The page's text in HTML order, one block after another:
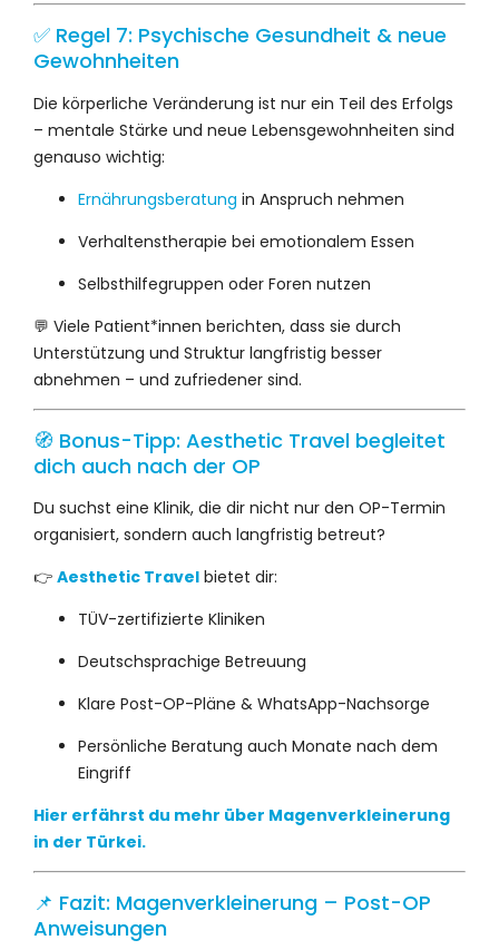
✅ Regel 7: Psychische Gesundheit & neue
Gewohnheiten
Die körperliche Veränderung ist nur ein Teil des Erfolgs
– mentale Stärke und neue Lebensgewohnheiten sind
genauso wichtig:
Ernährungsberatung in Anspruch nehmen
Verhaltenstherapie bei emotionalem Essen
Selbsthilfegruppen oder Foren nutzen
💬 Viele Patient*innen berichten, dass sie durch
Unterstützung und Struktur langfristig besser
abnehmen – und zufriedener sind.
🧭 Bonus-Tipp: Aesthetic Travel begleitet
dich auch nach der OP
Du suchst eine Klinik, die dir nicht nur den OP-Termin
organisiert, sondern auch langfristig betreut?
👉 Aesthetic Travel bietet dir:
TÜV-zertifizierte Kliniken
Deutschsprachige Betreuung
Klare Post-OP-Pläne & WhatsApp-Nachsorge
Persönliche Beratung auch Monate nach dem
Eingriff
Hier erfährst du mehr über Magenverkleinerung
in der Türkei.
📌 Fazit: Magenverkleinerung – Post-OP
Anweisungen